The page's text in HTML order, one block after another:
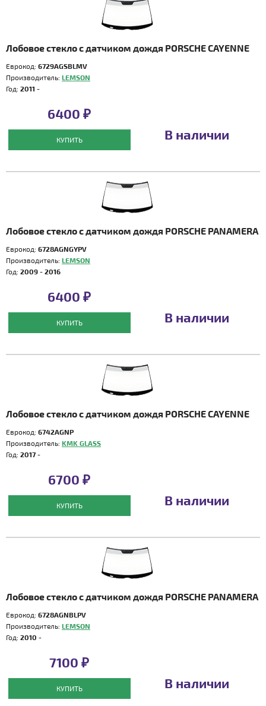
Лобовое стекло с датчиком дождя PORSCHE CAYENNE
Еврокод: 6729AGSBLMV
Производитель: LEMSON
Год: 2011 -
6400 ₽
КУПИТЬ В наличии
Лобовое стекло с датчиком дождя PORSCHE PANAMERA
Еврокод: 6728AGNGYPV
Производитель: LEMSON
Год: 2009 - 2016
6400 ₽
КУПИТЬ В наличии
Лобовое стекло с датчиком дождя PORSCHE CAYENNE
Еврокод: 6742AGNP
Производитель: KMK GLASS
Год: 2017 -
6700 ₽
КУПИТЬ В наличии
Лобовое стекло с датчиком дождя PORSCHE PANAMERA
Еврокод: 6728AGNBLPV
Производитель: LEMSON
Год: 2010 -
7100 ₽
КУПИТЬ В наличии